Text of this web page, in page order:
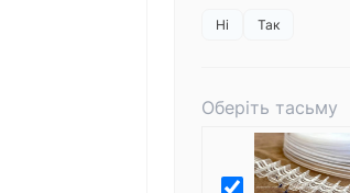
Ні Так
Оберіть тасьму